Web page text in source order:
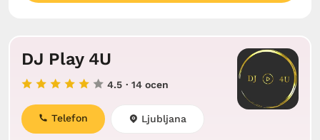
DJ Play 4U
4.5 · 14 ocen
Telefon Ljubljana